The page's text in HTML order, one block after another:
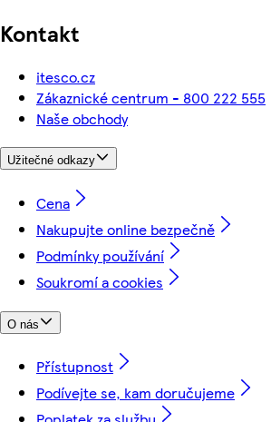
Kontakt
itesco.cz
Zákaznické centrum - 800 222 555
Naše obchody
Užitečné odkazy
Cena
Nakupujte online bezpečně
Podmínky používání
Soukromí a cookies
O nás
Přístupnost
Podívejte se, kam doručujeme